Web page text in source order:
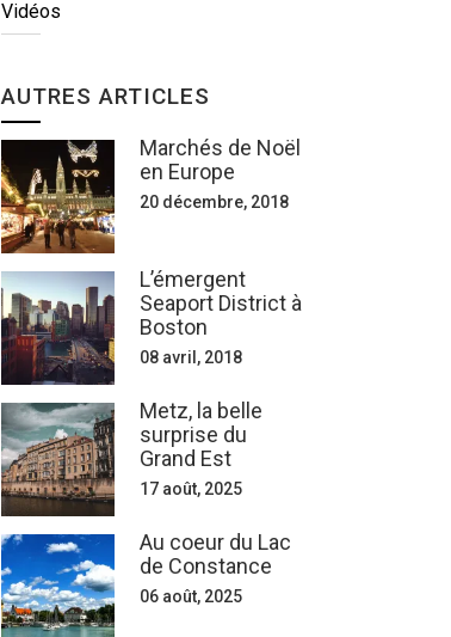
Vidéos
AUTRES ARTICLES
Marchés de Noël
en Europe
20 décembre, 2018
L’émergent
Seaport District à
Boston
08 avril, 2018
Metz, la belle
surprise du
Grand Est
17 août, 2025
Au coeur du Lac
de Constance
06 août, 2025